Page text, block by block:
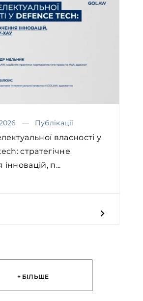
Публікації
власності у
стратегічне
п...
+ БІЛЬШЕ